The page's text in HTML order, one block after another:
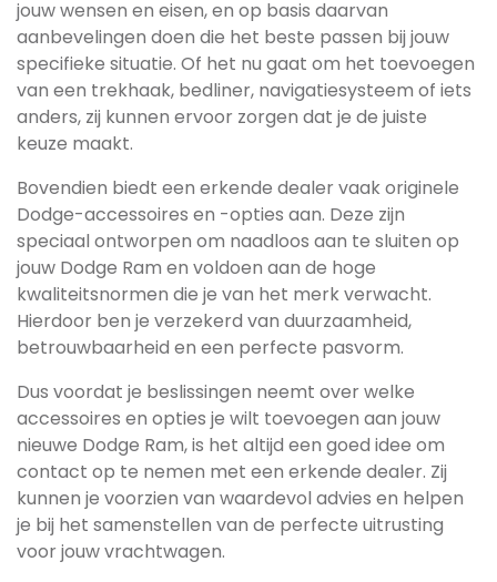
jouw wensen en eisen, en op basis daarvan
aanbevelingen doen die het beste passen bij jouw
specifieke situatie. Of het nu gaat om het toevoegen
van een trekhaak, bedliner, navigatiesysteem of iets
anders, zij kunnen ervoor zorgen dat je de juiste
keuze maakt.
Bovendien biedt een erkende dealer vaak originele
Dodge-accessoires en -opties aan. Deze zijn
speciaal ontworpen om naadloos aan te sluiten op
jouw Dodge Ram en voldoen aan de hoge
kwaliteitsnormen die je van het merk verwacht.
Hierdoor ben je verzekerd van duurzaamheid,
betrouwbaarheid en een perfecte pasvorm.
Dus voordat je beslissingen neemt over welke
accessoires en opties je wilt toevoegen aan jouw
nieuwe Dodge Ram, is het altijd een goed idee om
contact op te nemen met een erkende dealer. Zij
kunnen je voorzien van waardevol advies en helpen
je bij het samenstellen van de perfecte uitrusting
voor jouw vrachtwagen.